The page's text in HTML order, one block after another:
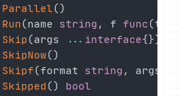
Parallel()
Run(name string , f func(t
Skip(args ... interface{})
SkipNow()
Skipf(format string , args
Skipped() bool